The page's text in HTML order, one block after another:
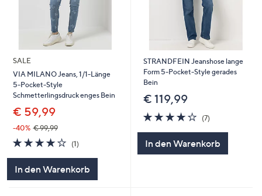
SALE
VIA MILANO Jeans, 1/1-Länge
5-Pocket-Style
Schmetterlingsdruck enges Bein
€ 59,99
-40% € 99,99
4.0
von
(1)1
In den Warenkorb
STRANDFEIN Jeanshose lange
Form 5-Pocket-Style gerades
Bein
€ 119,99
3.9
von
(7)
In den Warenkorb